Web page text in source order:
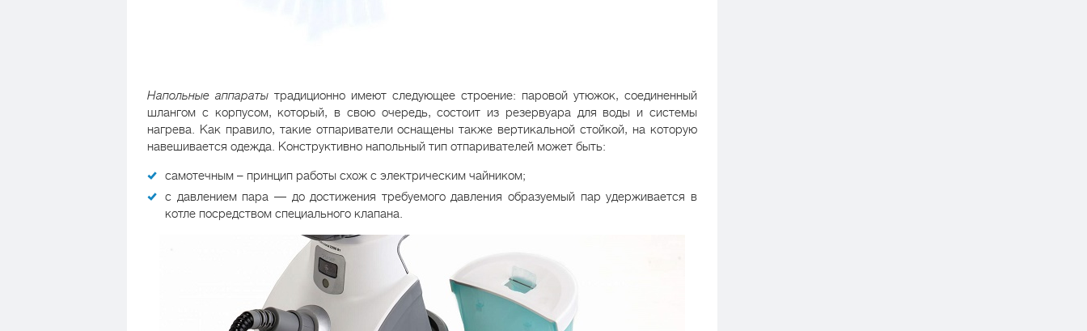
Напольные аппараты традиционно имеют следующее строение: паровой утюжок, соединенный
шлангом с корпусом, который, в свою очередь, состоит из резервуара для воды и системы
нагрева. Как правило, такие отпариватели оснащены также вертикальной стойкой, на которую
навешивается одежда. Конструктивно напольный тип отпаривателей может быть:
самотечным – принцип работы схож с электрическим чайником;
с давлением пара — до достижения требуемого давления образуемый пар удерживается в
котле посредством специального клапана.